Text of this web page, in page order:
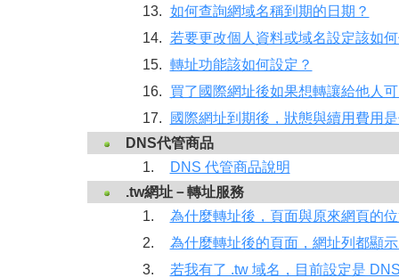
13. 如何查詢網域名稱到期的日期？
14.
若要更改個人資料或域名設定該如
15. 轉址功能該如何設定？
16.
買了國際網址後如果想轉讓給他人
17.
國際網址到期後，狀態與續用費用
DNS代管商品
1.
DNS 代管商品說明
.tw網址－轉址服務
1.
為什麼轉址後，頁面與原來網頁的
2.
為什麼轉址後的頁面，網址列都顯
3.
若我有了 .tw 域名，目前設定是